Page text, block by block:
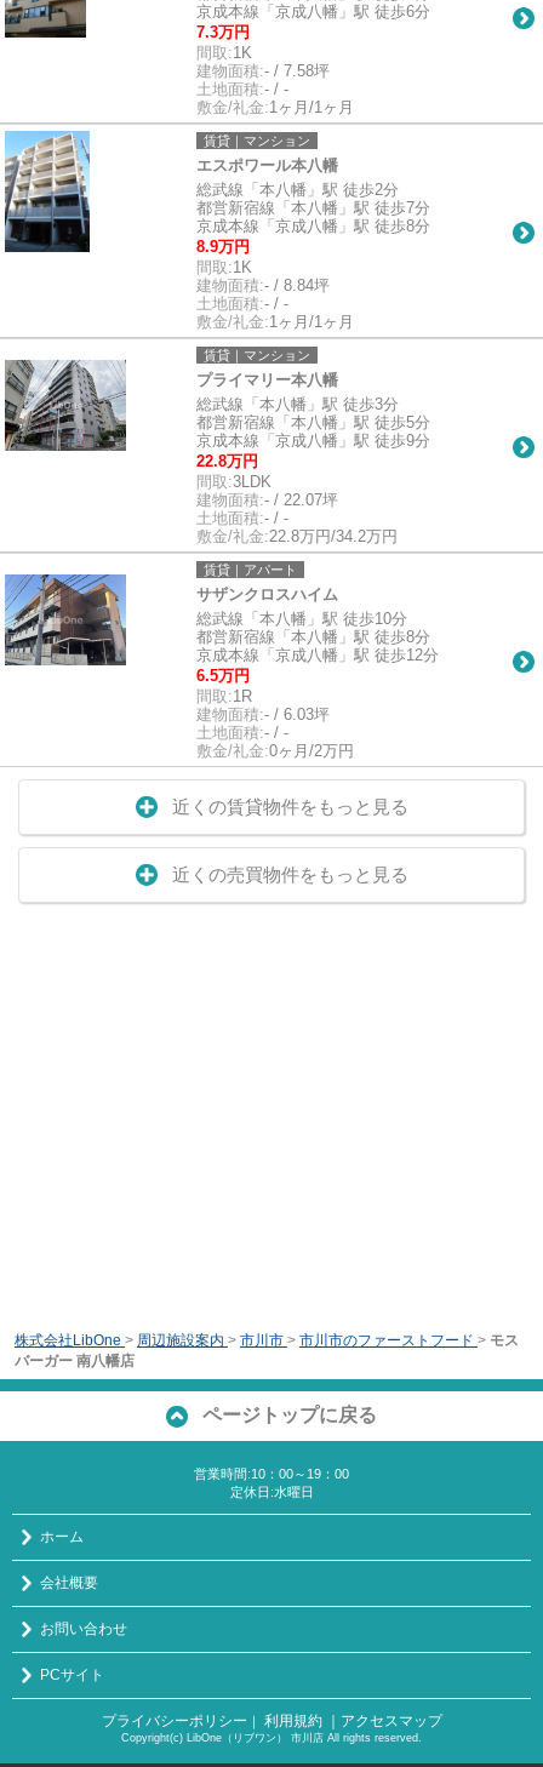
京成本線「京成八幡」駅 徒歩6分
7.3万円
間取:1K
建物面積:- / 7.58坪
土地面積:- / -
敷金/礼金:1ヶ月/1ヶ月
賃貸｜マンション
エスポワール本八幡
総武線「本八幡」駅 徒歩2分
都営新宿線「本八幡」駅 徒歩7分
京成本線「京成八幡」駅 徒歩8分
8.9万円
間取:1K
建物面積:- / 8.84坪
土地面積:- / -
敷金/礼金:1ヶ月/1ヶ月
賃貸｜マンション
プライマリー本八幡
総武線「本八幡」駅 徒歩3分
都営新宿線「本八幡」駅 徒歩5分
京成本線「京成八幡」駅 徒歩9分
22.8万円
間取:3LDK
建物面積:- / 22.07坪
土地面積:- / -
敷金/礼金:22.8万円/34.2万円
賃貸｜アパート
サザンクロスハイム
総武線「本八幡」駅 徒歩10分
都営新宿線「本八幡」駅 徒歩8分
京成本線「京成八幡」駅 徒歩12分
6.5万円
間取:1R
建物面積:- / 6.03坪
土地面積:- / -
敷金/礼金:0ヶ月/2万円
近くの賃貸物件をもっと見る
近くの売買物件をもっと見る
株式会社LibOne > 周辺施設案内 > 市川市 > 市川市のファーストフード > モス
バーガー 南八幡店
ページトップに戻る
営業時間:10：00～19：00
定休日:水曜日
ホーム
会社概要
お問い合わせ
PCサイト
プライバシーポリシー ｜ 利用規約 ｜アクセスマップ
Copyright(c) LibOne（リブワン） 市川店 All rights reserved.